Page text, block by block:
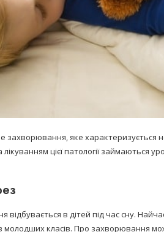
захворювання, яке характеризується
цієї патології займаються
в дітей під час сну.
молодших класів. Про захворювання